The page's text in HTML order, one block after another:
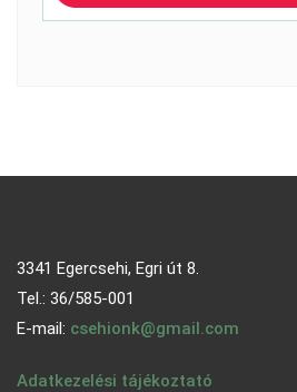
3341 Egercsehi, Egri út 8.
Tel.: 36/585-001
E-mail: csehionk@gmail.com
Adatkezelési tájékoztató